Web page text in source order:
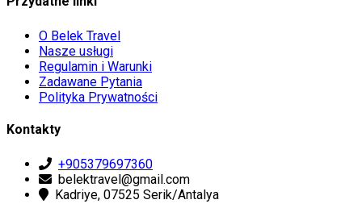
O Belek Travel
Nasze usługi
Regulamin i Warunki
Zadawane Pytania
Polityka Prywatności
Kontakty
+905379697360
belektravel@gmail.com
Kadriye, 07525 Serik/Antalya